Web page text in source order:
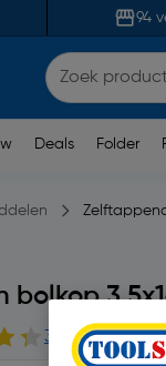
94
Deals Folder
30